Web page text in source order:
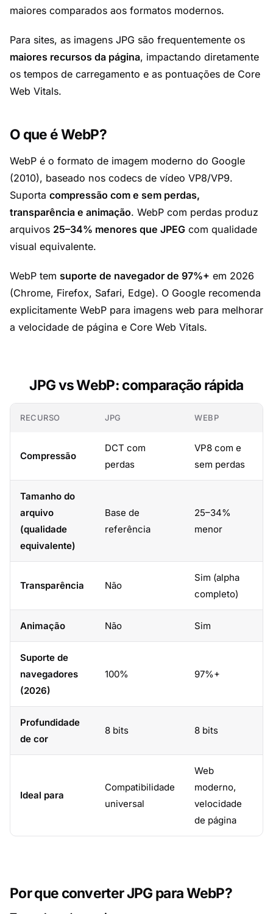
maiores comparados aos formatos modernos.
Para sites, as imagens JPG são frequentemente os
maiores recursos da página, impactando diretamente
os tempos de carregamento e as pontuações de Core
Web Vitals.
O que é WebP?
WebP é o formato de imagem moderno do Google
(2010), baseado nos codecs de vídeo VP8/VP9.
Suporta compressão com e sem perdas,
transparência e animação. WebP com perdas produz
arquivos 25–34% menores que JPEG com qualidade
visual equivalente.
WebP tem suporte de navegador de 97%+ em 2026
(Chrome, Firefox, Safari, Edge). O Google recomenda
explicitamente WebP para imagens web para melhorar
a velocidade de página e Core Web Vitals.
JPG vs WebP: comparação rápida
RECURSO JPG WEBP
Compressão
DCT com
perdas
VP8 com e
sem perdas
Tamanho do
arquivo
(qualidade
equivalente)
Base de
referência
25–34%
menor
Transparência Não
Sim (alpha
completo)
Animação Não Sim
Suporte de
navegadores
(2026)
100% 97%+
Profundidade
de cor
8 bits 8 bits
Ideal para
Compatibilidade
universal
Web
moderno,
velocidade
de página
Por que converter JPG para WebP?